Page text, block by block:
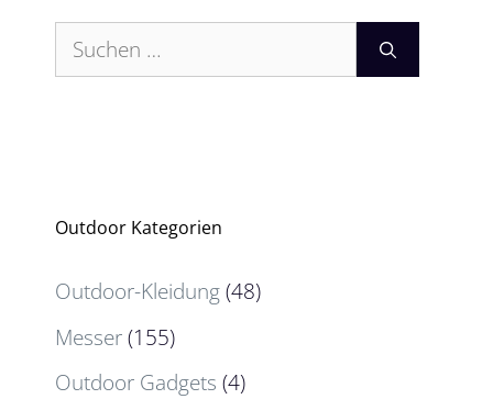
Suchen
nach:
Outdoor Kategorien
Outdoor-Kleidung(48)
Messer(155)
Outdoor Gadgets (4)